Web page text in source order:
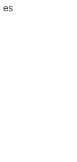
es